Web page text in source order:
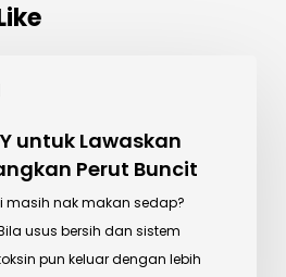
untuk Lawaskan
Perut Buncit
masih nak makan sedap?
usus bersih dan sistem
pun keluar dengan lebih